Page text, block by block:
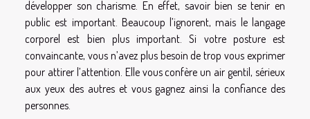
développer son charisme. En effet, savoir bien se tenir en
public est important. Beaucoup l’ignorent, mais le langage
corporel est bien plus important. Si votre posture est
convaincante, vous n’avez plus besoin de trop vous exprimer
pour attirer l’attention. Elle vous confère un air gentil, sérieux
aux yeux des autres et vous gagnez ainsi la confiance des
personnes.